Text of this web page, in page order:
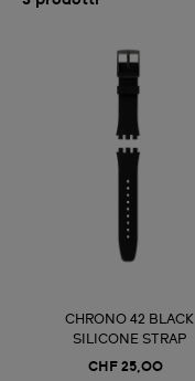
CHRONO 42 BLACK
SILICONE STRAP
CHF 25,00